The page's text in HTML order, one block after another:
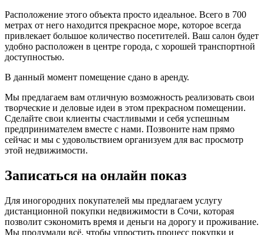
Расположение этого объекта просто идеальное. Всего в 700
метрах от него находится прекрасное море, которое всегда
привлекает большое количество посетителей. Ваш салон будет
удобно расположен в центре города, с хорошей транспортной
доступностью.
В данный момент помещение сдано в аренду.
Мы предлагаем вам отличную возможность реализовать свои
творческие и деловые идеи в этом прекрасном помещении.
Сделайте свои клиенты счастливыми и себя успешным
предпринимателем вместе с нами. Позвоните нам прямо
сейчас и мы с удовольствием организуем для вас просмотр
этой недвижимости.
Записаться на онлайн показ
Для иногородних покупателей мы предлагаем услугу
дистанционной покупки недвижимости в Сочи, которая
позволит сэкономить время и деньги на дорогу и проживание.
Мы продумали всё, чтобы упростить процесс покупки и